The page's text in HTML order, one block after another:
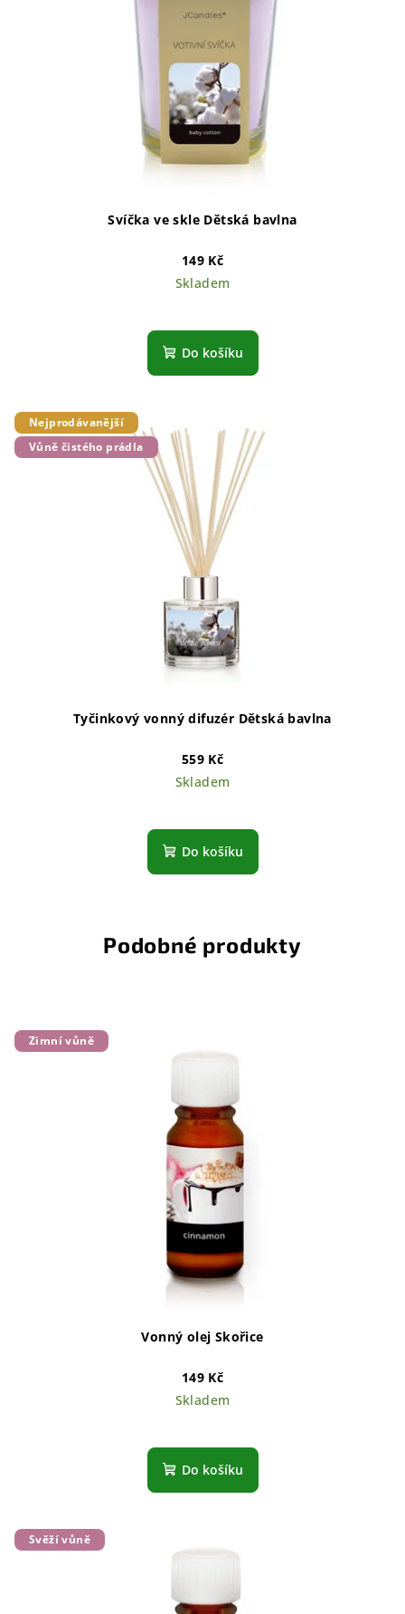
Svíčka ve skle Dětská bavlna
149 Kč
Skladem
Do košíku
Nejprodávanější
Vůně čistého prádla
Tyčinkový vonný difuzér Dětská bavlna
559 Kč
Skladem
Do košíku
Podobné produkty
Zimní vůně
Vonný olej Skořice
149 Kč
Skladem
Do košíku
Svěží vůně